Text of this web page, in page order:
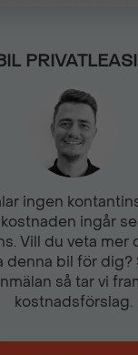
ljusramp
armstöd
bak
fram
ingen
ingår
Vill du veta mer
denna bil för dig?
så tar vi
kostnadsförslag.